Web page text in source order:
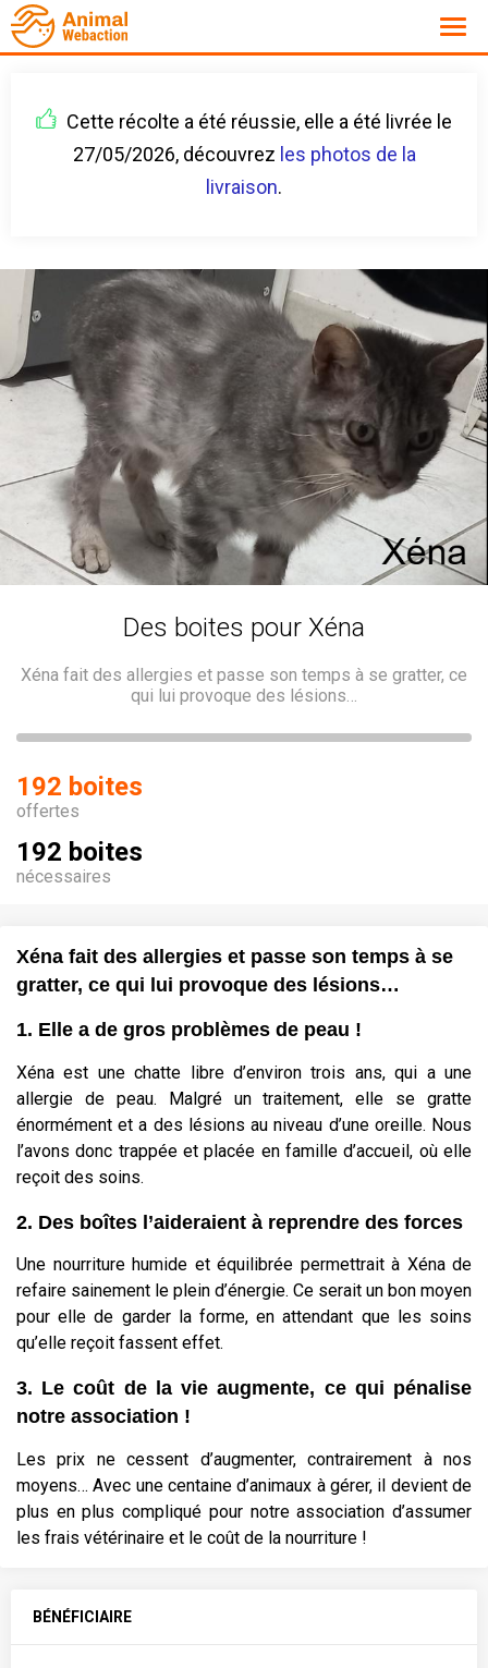
Cette récolte a été réussie, elle a été livrée le
27/05/2026, découvrez les photos de la
livraison.
Des boites pour Xéna
Xéna fait des allergies et passe son temps à se gratter, ce
qui lui provoque des lésions…
192 boites
offertes
192 boites
nécessaires
Xéna fait des allergies et passe son temps à se
gratter, ce qui lui provoque des lésions…
1. Elle a de gros problèmes de peau !
Xéna est une chatte libre d’environ trois ans, qui a une
allergie de peau. Malgré un traitement, elle se gratte
énormément et a des lésions au niveau d’une oreille. Nous
l’avons donc trappée et placée en famille d’accueil, où elle
reçoit des soins.
2. Des boîtes l’aideraient à reprendre des forces
Une nourriture humide et équilibrée permettrait à Xéna de
refaire sainement le plein d’énergie. Ce serait un bon moyen
pour elle de garder la forme, en attendant que les soins
qu’elle reçoit fassent effet.
3. Le coût de la vie augmente, ce qui pénalise
notre association !
Les prix ne cessent d’augmenter, contrairement à nos
moyens… Avec une centaine d’animaux à gérer, il devient de
plus en plus compliqué pour notre association d’assumer
les frais vétérinaire et le coût de la nourriture !
BÉNÉFICIAIRE